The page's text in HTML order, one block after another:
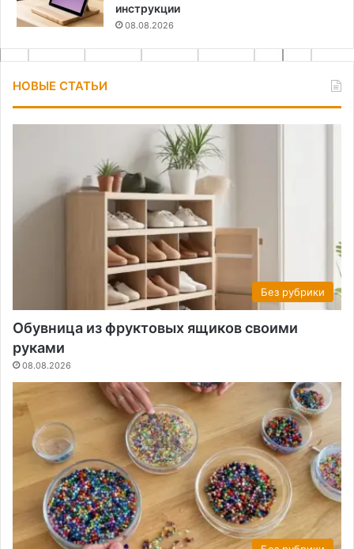
инструкции
08.08.2026
НОВЫЕ СТАТЬИ
Без рубрики
Обувница из фруктовых ящиков своими
руками
08.08.2026